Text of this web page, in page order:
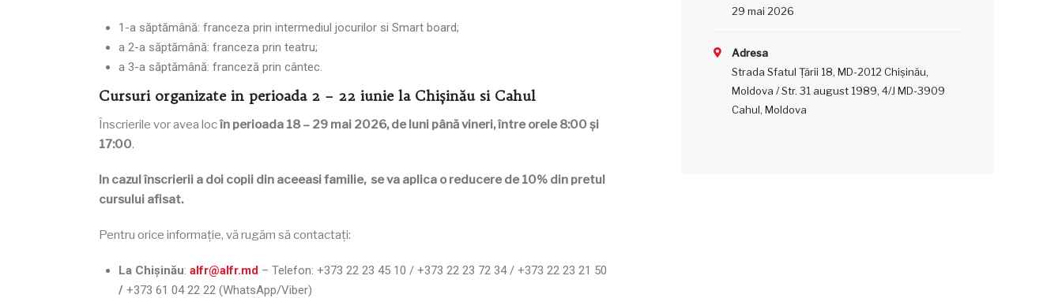
1-a săptămână: franceza prin intermediul jocurilor si Smart board;
a 2-a săptămână: franceza prin teatru;
a 3-a săptămână: franceză prin cântec.
Cursuri organizate in perioada 2 – 22 iunie la Chișinău si Cahul
Înscrierile vor avea locîn perioada 18 – 29 mai 2026, de luni până vineri, între orele 8:00 și
17:00.
In cazul înscrierii a doi copii din aceeasi familie, se va aplica o reducere de 10% din pretul
cursului afisat.
Pentru orice informație, vă rugăm să contactați:
La Chișinău: alfr@alfr.md – Telefon: +373 22 23 45 10 / +373 22 23 72 34 / +373 22 23 21 50
/ +373 61 04 22 22 (WhatsApp/Viber)
29 mai 2026
Adresa
Strada Sfatul Țării 18, MD-2012 Chișinău,
Moldova / Str. 31 august 1989, 4/J MD-3909
Cahul, Moldova